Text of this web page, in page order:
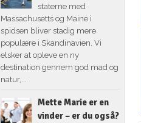
staterne med
Massachusetts og Maine i
spidsen bliver stadig mere
populære i Skandinavien. Vi
elsker at opleve en ny
destination gennem god mad og
natur,...
Mette Marie er en
vinder – er du også?